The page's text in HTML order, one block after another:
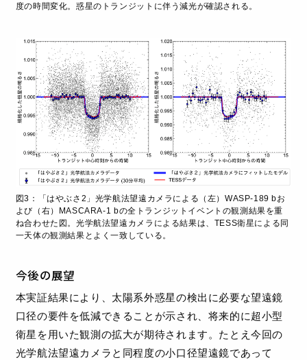
度の時間変化。惑星のトランジットに伴う減光が確認される。
図3：「はやぶさ2」光学航法望遠カメラによる（左）WASP-189 bお
よび（右）MASCARA-1 bの全トランジットイベントの観測結果を重
ね合わせた図。光学航法望遠カメラによる結果は、TESS衛星による同
一天体の観測結果とよく一致している。
今後の展望
本実証結果により、太陽系外惑星の検出に必要な望遠鏡
口径の要件を低減できることが示され、将来的に超小型
衛星を用いた観測の拡大が期待されます。たとえ今回の
光学航法望遠カメラと同程度の小口径望遠鏡であって